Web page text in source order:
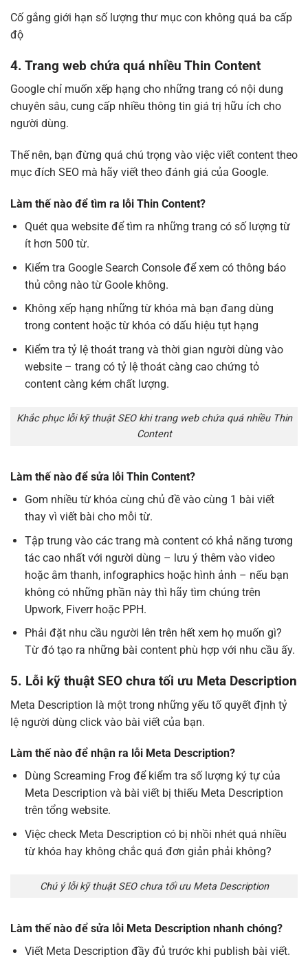
Cố gắng giới hạn số lượng thư mục con không quá ba cấp
độ
4. Trang web chứa quá nhiều Thin Content
Google chỉ muốn xếp hạng cho những trang có nội dung
chuyên sâu, cung cấp nhiều thông tin giá trị hữu ích cho
người dùng.
Thế nên, bạn đừng quá chú trọng vào việc viết content theo
mục đích SEO mà hãy viết theo đánh giá của Google.
Làm thế nào để tìm ra lỗi Thin Content?
Quét qua website để tìm ra những trang có số lượng từ
ít hơn 500 từ.
Kiểm tra Google Search Console để xem có thông báo
thủ công nào từ Goole không.
Không xếp hạng những từ khóa mà bạn đang dùng
trong content hoặc từ khóa có dấu hiệu tụt hạng
Kiểm tra tỷ lệ thoát trang và thời gian người dùng vào
website – trang có tỷ lệ thoát càng cao chứng tỏ
content càng kém chất lượng.
Khắc phục lỗi kỹ thuật SEO khi trang web chứa quá nhiều Thin
Content
Làm thế nào để sửa lỗi Thin Content?
Gom nhiều từ khóa cùng chủ đề vào cùng 1 bài viết
thay vì viết bài cho mỗi từ.
Tập trung vào các trang mà content có khả năng tương
tác cao nhất với người dùng – lưu ý thêm vào video
hoặc âm thanh, infographics hoặc hình ảnh – nếu bạn
không có những phần này thì hãy tìm chúng trên
Upwork, Fiverr hoặc PPH.
Phải đặt nhu cầu người lên trên hết xem họ muốn gì?
Từ đó tạo ra những bài content phù hợp với nhu cầu ấy.
5. Lỗi kỹ thuật SEO chưa tối ưu Meta Description
Meta Description là một trong những yếu tố quyết định tỷ
lệ người dùng click vào bài viết của bạn.
Làm thế nào để nhận ra lỗi Meta Description?
Dùng Screaming Frog để kiểm tra số lượng ký tự của
Meta Description và bài viết bị thiếu Meta Description
trên tổng website.
Việc check Meta Description có bị nhồi nhét quá nhiều
từ khóa hay không chắc quá đơn giản phải không?
Chú ý lỗi kỹ thuật SEO chưa tối ưu Meta Description
Làm thế nào để sửa lỗi Meta Description nhanh chóng?
Viết Meta Description đầy đủ trước khi publish bài viết.